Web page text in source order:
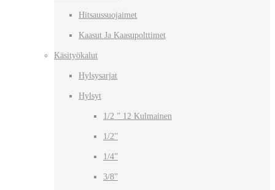
Hitsaussuojaimet
Kaasut Ja Kaasupolttimet
Käsityökalut
Hylsysarjat
Hylsyt
1/2 ” 12 Kulmainen
1/2”
1/4”
3/8”